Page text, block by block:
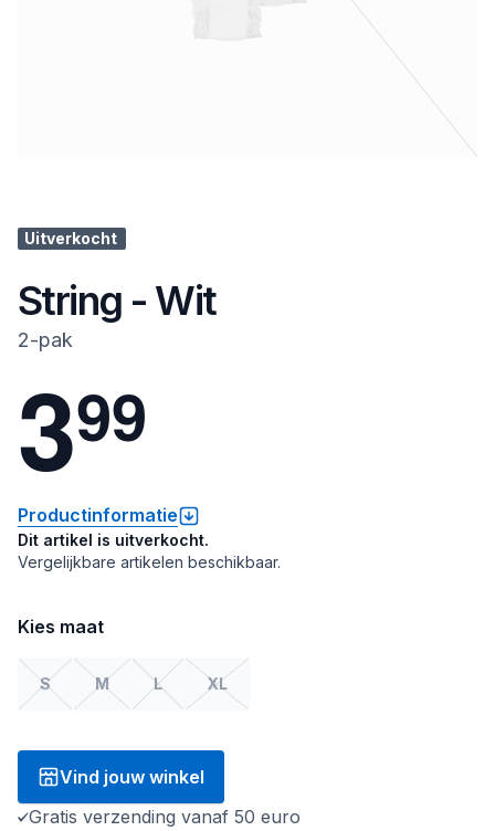
Uitverkocht
String - Wit
2-pak
399
Productinformatie
Dit artikel is uitverkocht.
Vergelijkbare artikelen beschikbaar.
Kies maat
S M L XL
Vind jouw winkel
Gratis verzending vanaf 50 euro